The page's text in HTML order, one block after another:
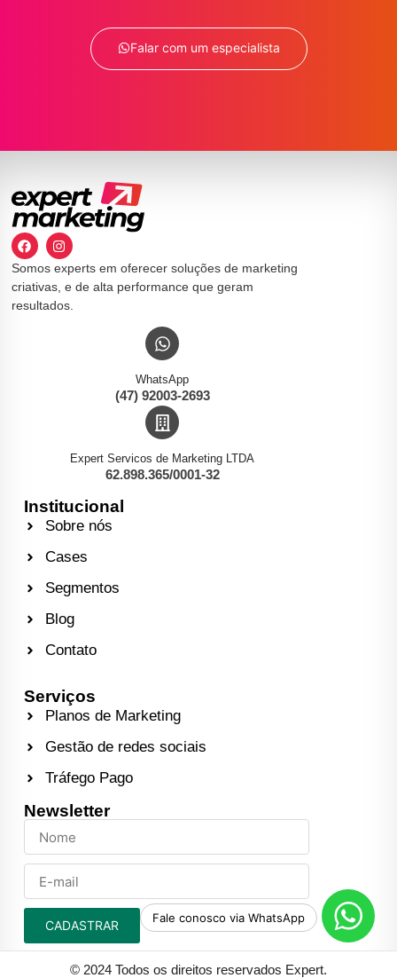
Fale conosco via WhatsApp
Falar com um especialista
Somos experts em oferecer soluções de marketing
criativas, e de alta performance que geram
resultados.
WhatsApp
(47) 92003-2693
Expert Servicos de Marketing LTDA
62.898.365/0001-32
Institucional
Sobre nós
Cases
Segmentos
Blog
Contato
Serviços
Planos de Marketing
Gestão de redes sociais
Tráfego Pago
Newsletter
CADASTRAR
© 2024 Todos os direitos reservados Expert.